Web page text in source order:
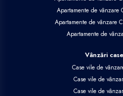
Apartamente de vânzare
Apartamente de vânzare
Apartamente de
Vânzări
Case vile de
Case vile de
Case vile de